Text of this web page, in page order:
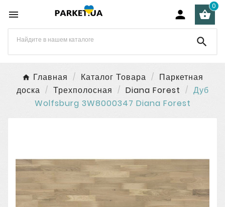
  
0

Главная Каталог Товара
Паркетная
доска
Трехполосная Diana Forest
Дуб
Wolfsburg 3W8000347 Diana Forest